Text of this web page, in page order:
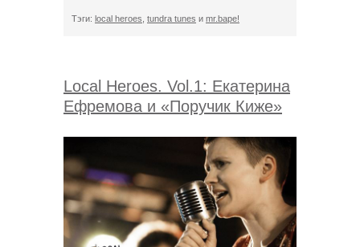
Тэги: local heroes, tundra tunes и mr.bape!
Local Heroes. Vol.1: Екатерина
Ефремова и «Поручик Киже»